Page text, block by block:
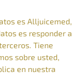
es Alljuicemed,
es responder a
Tiene
sobre usted,
en nuestra